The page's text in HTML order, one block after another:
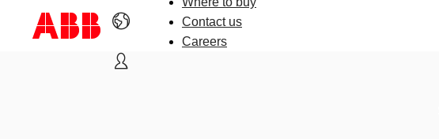
Contact us
Careers